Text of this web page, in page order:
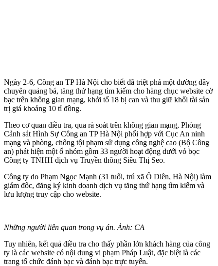
Ngày 2-6, Công an TP Hà Nội cho biết đã triệt phá một đường dây
chuyên quảng bá, tăng thứ hạng tìm kiếm cho hàng chục website cờ
bạc trên không gian mạng, khởi tố 18 bị can và thu giữ khối tài sản
trị giá khoảng 10 tỉ đồng.
Theo cơ quan điều tra, qua rà soát trên không gian mạng, Phòng
Cảnh sát Hình Sự Công an TP Hà Nội phối hợp với Cục An ninh
mạng và phòng, chống tội phạm sử dụng công nghệ cao (Bộ Công
an) phát hiện một ổ nhóm gồm 33 người hoạt động dưới vỏ bọc
Công ty TNHH dịch vụ Truyền thông Siêu Thị Seo.
Công ty do Phạm Ngọc Mạnh (31 tuổi, trú xã Ô Diên, Hà Nội) làm
giám đốc, đăng ký kinh doanh dịch vụ tăng thứ hạng tìm kiếm và
lưu lượng truy cập cho website.
Những người liên quan trong vụ án. Ảnh: CA
Tuy nhiên, kết quả điều tra cho thấy phần lớn khách hàng của công
ty là các website có nội dung vi phạm Pháp Luật, đặc biệt là các
trang tổ chức đánh bạc và đánh bạc trực tuyến.